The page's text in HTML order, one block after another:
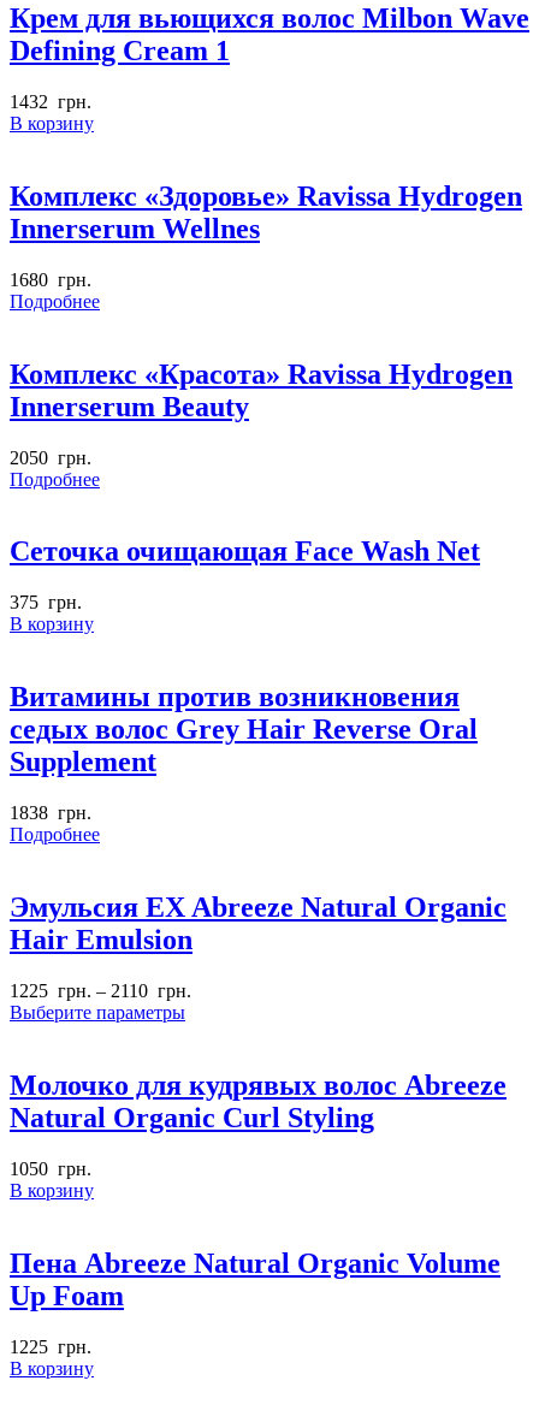
Крем для вьющихся волос Milbon Wave
Defining Cream 1
1432 грн.
В корзину
Комплекс «Здоровье» Ravissa Hydrogen
Innerserum Wellnes
1680 грн.
Подробнее
Комплекс «Красота» Ravissa Hydrogen
Innerserum Beauty
2050 грн.
Подробнее
Сеточка очищающая Face Wash Net
375 грн.
В корзину
Витамины против возникновения
седых волос Grey Hair Reverse Oral
Supplement
1838 грн.
Подробнее
Эмульсия EX Abreeze Natural Organic
Hair Emulsion
1225 грн. – 2110 грн.
Выберите параметры
Молочко для кудрявых волос Abreeze
Natural Organic Curl Styling
1050 грн.
В корзину
Пена Abreeze Natural Organic Volume
Up Foam
1225 грн.
В корзину